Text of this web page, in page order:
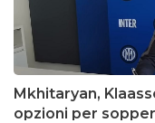
Mkhitaryan,
opzioni per